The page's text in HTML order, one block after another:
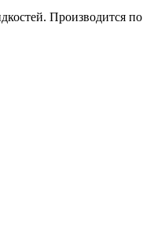
Производится